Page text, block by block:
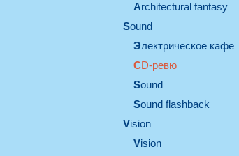
architectural fantasy
sound
электрическое кафе
CD-ревю
sound
Sound flashback
vision
vision